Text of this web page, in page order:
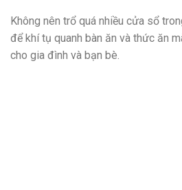
Không nên trổ quá nhiều cửa sổ
để khí tụ quanh bàn ăn và thức ăn
cho gia đình và bạn bè.